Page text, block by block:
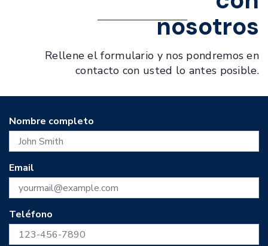
nosotros
Rellene el formulario y nos pondremos en
contacto con usted lo antes posible.
Nombre completo
Email
Teléfono